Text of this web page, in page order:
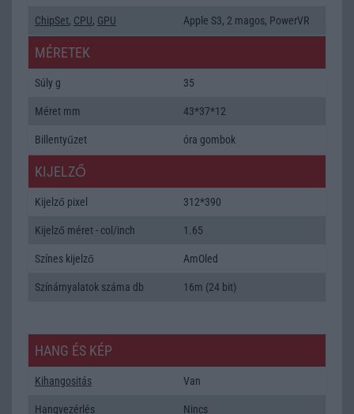
ChipSet, CPU, GPU Apple S3, 2 magos, PowerVR
MÉRETEK
Súly g 35
Méret mm 43*37*12
Billentyűzet óra gombok
KIJELZŐ
Kijelző pixel 312*390
Kijelző méret - col/inch 1.65
Színes kijelző AmOled
Színárnyalatok száma db 16m (24 bit)
HANG ÉS KÉP
Kihangositás Van
Hangvezérlés Nincs